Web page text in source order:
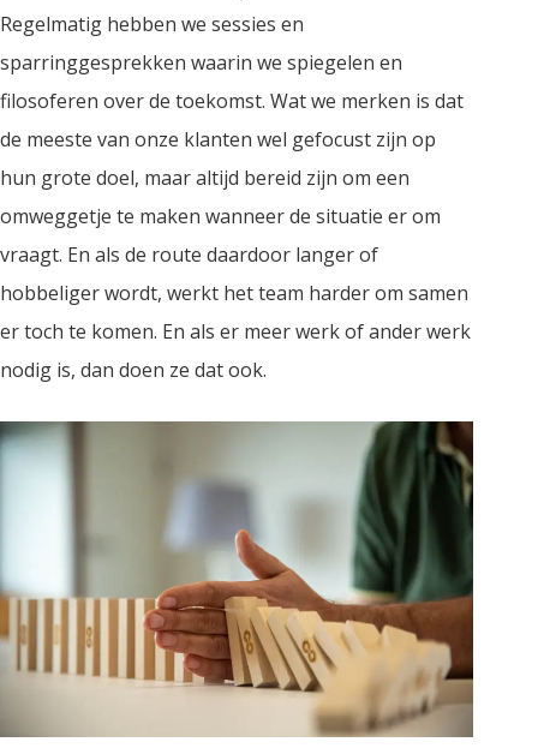
Regelmatig hebben we sessies en
sparringgesprekken waarin we spiegelen en
filosoferen over de toekomst. Wat we merken is dat
de meeste van onze klanten wel gefocust zijn op
hun grote doel, maar altijd bereid zijn om een
omweggetje te maken wanneer de situatie er om
vraagt. En als de route daardoor langer of
hobbeliger wordt, werkt het team harder om samen
er toch te komen. En als er meer werk of ander werk
nodig is, dan doen ze dat ook.